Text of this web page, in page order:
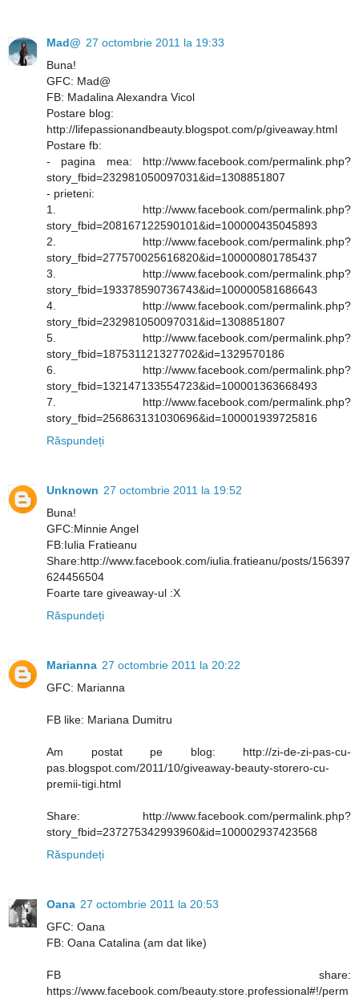
Mad@ 27 octombrie 2011 la 19:33
Buna!
GFC: Mad@
FB: Madalina Alexandra Vicol
Postare blog:
http://lifepassionandbeauty.blogspot.com/p/giveaway.html
Postare fb:
- pagina mea: http://www.facebook.com/permalink.php?
story_fbid=232981050097031&id=1308851807
- prieteni:
1. http://www.facebook.com/permalink.php?
story_fbid=208167122590101&id=100000435045893
2. http://www.facebook.com/permalink.php?
story_fbid=277570025616820&id=100000801785437
3. http://www.facebook.com/permalink.php?
story_fbid=193378590736743&id=100000581686643
4. http://www.facebook.com/permalink.php?
story_fbid=232981050097031&id=1308851807
5. http://www.facebook.com/permalink.php?
story_fbid=187531121327702&id=1329570186
6. http://www.facebook.com/permalink.php?
story_fbid=132147133554723&id=100001363668493
7. http://www.facebook.com/permalink.php?
story_fbid=256863131030696&id=100001939725816
Răspundeți
Unknown 27 octombrie 2011 la 19:52
Buna!
GFC:Minnie Angel
FB:Iulia Fratieanu
Share:http://www.facebook.com/iulia.fratieanu/posts/156397
624456504
Foarte tare giveaway-ul :X
Răspundeți
Marianna 27 octombrie 2011 la 20:22
GFC: Marianna
FB like: Mariana Dumitru
Am postat pe blog: http://zi-de-zi-pas-cu-
pas.blogspot.com/2011/10/giveaway-beauty-storero-cu-
premii-tigi.html
Share: http://www.facebook.com/permalink.php?
story_fbid=237275342993960&id=100002937423568
Răspundeți
Oana 27 octombrie 2011 la 20:53
GFC: Oana
FB: Oana Catalina (am dat like)
FB share:
https://www.facebook.com/beauty.store.professional#!/perm